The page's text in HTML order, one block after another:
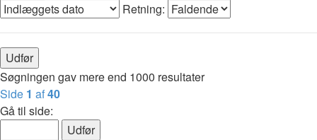
Retning:
Søgningen gav mere end 1000 resultater
Side 1 af40
Gå til side: